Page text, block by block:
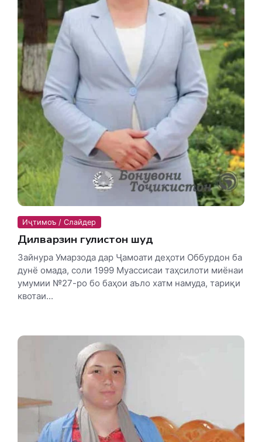
Иҷтимоъ / Слайдер
Дилварзин гулистон шуд
Зайнура Умарзода дар Ҷамоати деҳоти Оббурдон ба
дунё омада, соли 1999 Муассисаи таҳсилоти миёнаи
умумии №27-ро бо баҳои аъло хатм намуда, тариқи
квотаи...